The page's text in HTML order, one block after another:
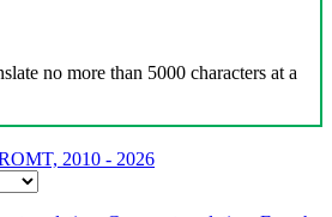
no more than 5000 characters at a
2010 - 2026